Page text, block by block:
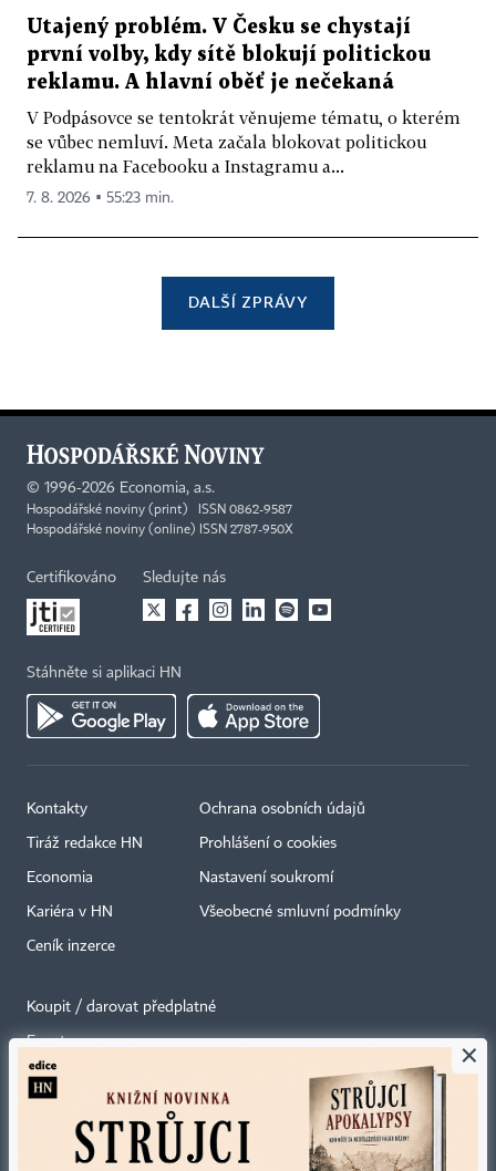
Utajený problém. V Česku se chystají
první volby, kdy sítě blokují politickou
reklamu. A hlavní oběť je nečekaná
V Podpásovce se tentokrát věnujeme tématu, o kterém
se vůbec nemluví. Meta začala blokovat politickou
reklamu na Facebooku a Instagramu a...
7. 8. 2026 ▪ 55:23 min.
DALŠÍ ZPRÁVY
© 1996-2026 Economia, a.s.
Hospodářské noviny (print) ISSN 0862-9587
Hospodářské noviny (online) ISSN 2787-950X
Certifikováno Sledujte nás
Stáhněte si aplikaci HN
Kontakty
Tiráž redakce HN
Economia
Kariéra v HN
Ceník inzerce
Ochrana osobních údajů
Prohlášení o cookies
Nastavení soukromí
Všeobecné smluvní podmínky
Koupit / darovat předplatné
Eventy
Newslettery
×